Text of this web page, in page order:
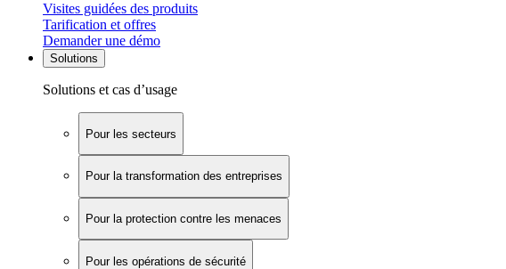
Visites guidées des produits
Tarification et offres
Demander une démo
Solutions
Solutions et cas d’usage
Pour les secteurs
Pour la transformation des entreprises
Pour la protection contre les menaces
Pour les opérations de sécurité